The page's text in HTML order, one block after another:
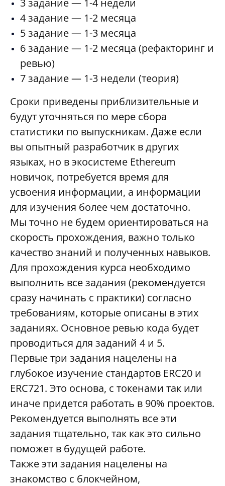
3 задание — 1-4 недели
4 задание — 1-2 месяца
5 задание — 1-3 месяца
6 задание — 1-2 месяца (рефакторинг и
ревью)
7 задание — 1-3 недели (теория)
Сроки приведены приблизительные и
будут уточняться по мере сбора
статистики по выпускникам. Даже если
вы опытный разработчик в других
языках, но в экосистеме Ethereum
новичок, потребуется время для
усвоения информации, а информации
для изучения более чем достаточно.
Мы точно не будем ориентироваться на
скорость прохождения, важно только
качество знаний и полученных навыков.
Для прохождения курса необходимо
выполнить все задания (рекомендуется
сразу начинать с практики) согласно
требованиям, которые описаны в этих
заданиях. Основное ревью кода будет
проводиться для заданий 4 и 5.
Первые три задания нацелены на
глубокое изучение стандартов ERC20 и
ERC721. Это основа, с токенами так или
иначе придется работать в 90% проектов.
Рекомендуется выполнять все эти
задания тщательно, так как это сильно
поможет в будущей работе.
Также эти задания нацелены на
знакомство с блокчейном,